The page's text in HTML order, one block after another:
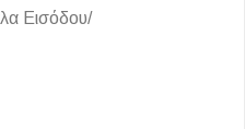
Εισόδου/